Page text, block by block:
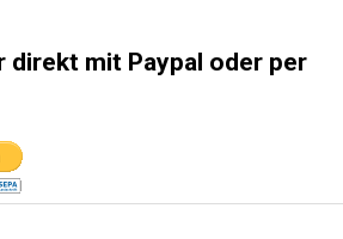
direkt mit Paypal oder per